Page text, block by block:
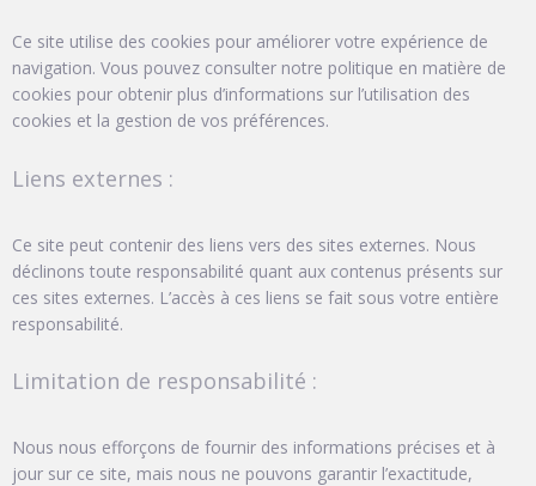
Ce site utilise des cookies pour améliorer votre expérience de
navigation. Vous pouvez consulter notre politique en matière de
cookies pour obtenir plus d’informations sur l’utilisation des
cookies et la gestion de vos préférences.
Liens externes :
Ce site peut contenir des liens vers des sites externes. Nous
déclinons toute responsabilité quant aux contenus présents sur
ces sites externes. L’accès à ces liens se fait sous votre entière
responsabilité.
Limitation de responsabilité :
Nous nous efforçons de fournir des informations précises et à
jour sur ce site, mais nous ne pouvons garantir l’exactitude,